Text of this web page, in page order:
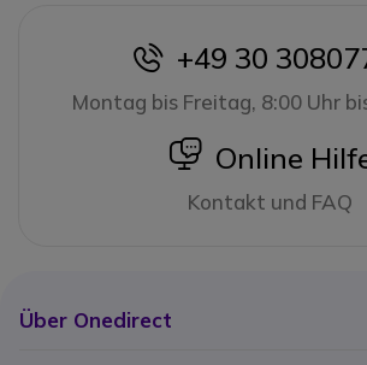
icon
+49 30
Montag bis Freitag, 8:00 Uhr
icon
Online
Kontakt und FAQ
Über Onedirect